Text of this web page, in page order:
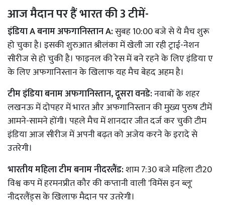
आज मैदान पर हैं भारत की 3 टीमें-
इंडिया A बनाम अफगानिस्तान A:सुबह 10:00 बजे से ये मैच शुरू
हो चुका है। इसकी शुरुआत श्रीलंका में खेली जा रही ट्राई-नेशन
सीरीज से हो चुकी है। फाइनल की रेस में बने रहने के लिए इंडिया ए
के लिए अफगानिस्तान के खिलाफ यह मैच बेहद अहम है।
टीम इंडिया बनाम अफगानिस्तान, दूसरा वनडे:नवाबों के शहर
लखनऊ में दोपहर में भारत और अफगानिस्तान की मुख्य पुरुष टीमें
आमने-सामने होंगी। पहले मैच में शानदार जीत दर्ज कर चुकी टीम
इंडिया आज सीरीज में अपनी बढ़त को अजेय करने के इरादे से
उतरेगी।
भारतीय महिला टीम बनाम नीदरलैंड:शाम 7:30 बजे महिला टी20
विश्व कप में हरमनप्रीत कौर की कप्तानी वाली 'विमेंस इन ब्लू'
नीदरलैंड्स के खिलाफ मैदान पर उतरेगी।